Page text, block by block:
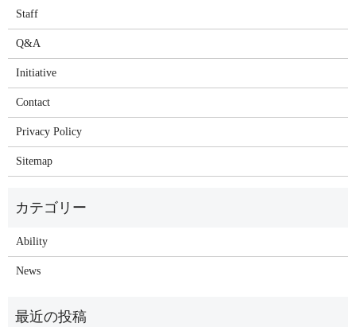
Staff
Q&A
Initiative
Contact
Privacy Policy
Sitemap
Ability
News